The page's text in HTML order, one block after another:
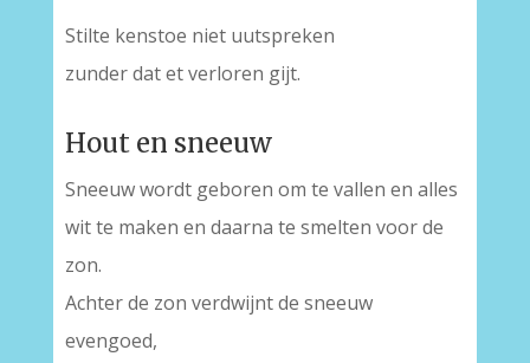
Stilte kenstoe niet uutspreken
zunder dat et verloren gijt.
Hout en sneeuw
Sneeuw wordt geboren om te vallen en alles
wit te maken en daarna te smelten voor de
zon.
Achter de zon verdwijnt de sneeuw
evengoed,